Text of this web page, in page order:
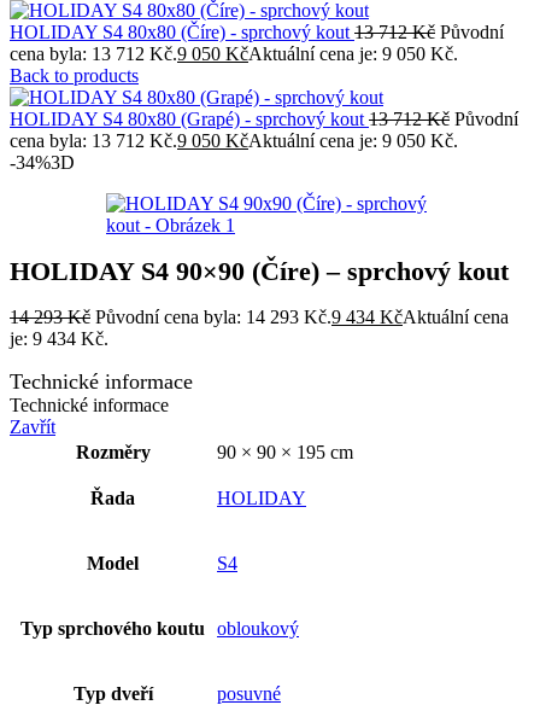
HOLIDAY S4 80x80 (Číre) - sprchový kout 13 712Kč Původní
cena byla: 13 712 Kč.9 050 KčAktuální cena je: 9 050 Kč.
Back to products
HOLIDAY S4 80x80 (Grapé) - sprchový kout 13 712Kč Původní
cena byla: 13 712 Kč.9 050 KčAktuální cena je: 9 050 Kč.
-34%3D
HOLIDAY S4 90×90 (Číre) – sprchový kout
14 293Kč Původní cena byla: 14 293 Kč.9 434 KčAktuální cena
je: 9 434 Kč.
Technické informace
Technické informace
Zavřít
Rozměry
90 × 90 × 195 cm
Řada HOLIDAY
Model S4
Typ sprchového koutu obloukový
Typ dveří posuvné